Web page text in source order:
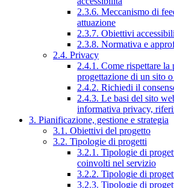
2.3.6. Meccanismo di
attuazione
2.3.7. Obiettivi
2.3.8. Normativa e
2.4. Privacy
2.4.1. Come rispettare la
progettazione di un sito
2.4.2. Richiedi il
2.4.3. Le basi del sito
informativa privacy,
3. Pianificazione, gestione e strategia
3.1. Obiettivi del progetto
3.2. Tipologie di progetti
3.2.1. Tipologie di
coinvolti nel servizio
3.2.2. Tipologie di
3.2.3. Tipologie di